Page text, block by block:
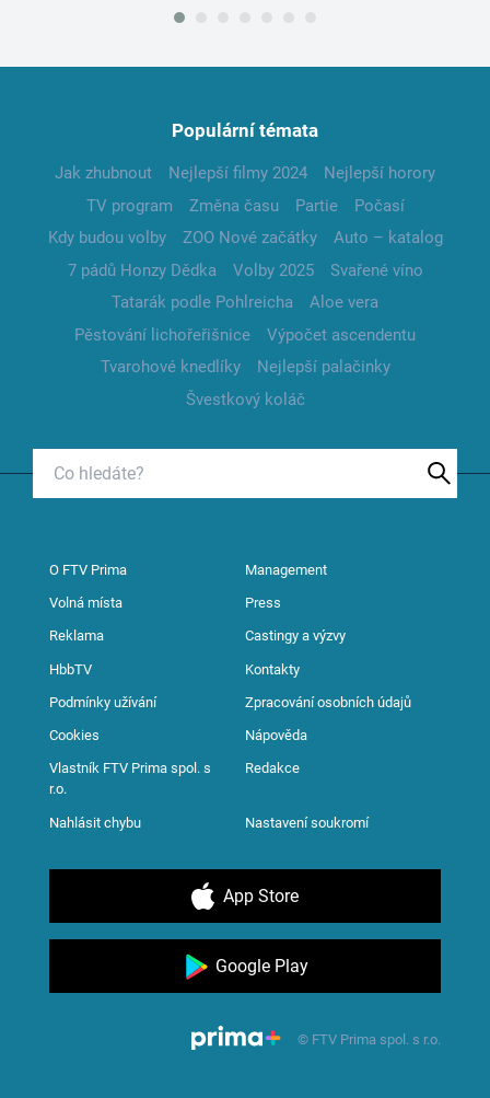
Populární témata
Jak zhubnout Nejlepší filmy 2024
Nejlepší horory
TV program
Změna času Partie
Počasí
Kdy budou volby
ZOO Nové začátky
Auto – katalog
7 pádů Honzy Dědka
Volby 2025
Svařené víno
Tatarák podle Pohlreicha
Aloe vera
Pěstování lichořeřišnice
Výpočet ascendentu
Tvarohové knedlíky
Nejlepší palačinky
Švestkový koláč
O FTV Prima Management
Volná místa Press
Reklama Castingy a výzvy
HbbTV Kontakty
Podmínky užívání Zpracování osobních údajů
Cookies Nápověda
Vlastník FTV Prima spol. s
r.o.
Redakce
Nahlásit chybu Nastavení soukromí
App Store
Google Play
© FTV Prima spol. s r.o.